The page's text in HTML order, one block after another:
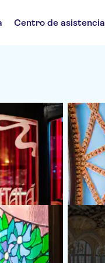
Centro de asistencia